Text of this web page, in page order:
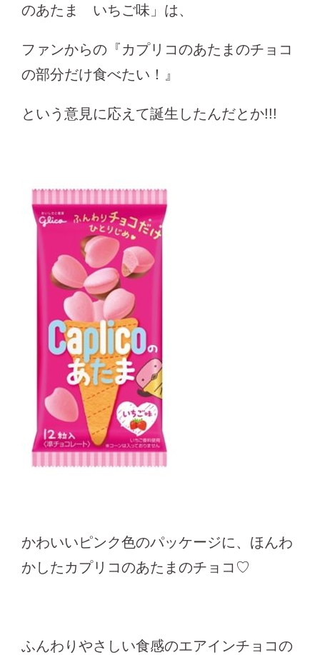
のあたま いちご味」は、
ファンからの『カプリコのあたまのチョコ
の部分だけ食べたい！』
という意見に応えて誕生したんだとか!!!
かわいいピンク色のパッケージに、ほんわ
かしたカプリコのあたまのチョコ♡
ふんわりやさしい食感のエアインチョコの